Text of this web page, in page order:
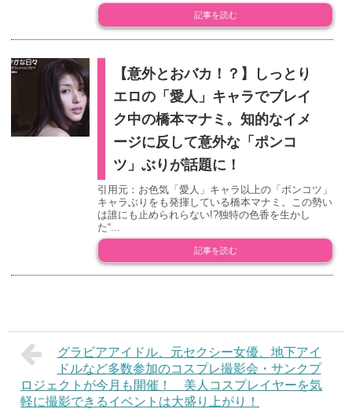
記事を読む
【意外とおバカ！？】しっとり
エロの「愛人」キャラでブレイ
ク中の橋本マナミ。知的なイメ
ージに反して意外な「ポンコ
ツ」ぶりが話題に！
引用元：お色気「愛人」キャラ以上の「ポンコツ」
キャラぶりをも発揮している橋本マナミ。この勢い
は誰にも止められらない!?独特の色香を生かし
た“...
記事を読む
グラビアアイドル、元セクシー女優、地下アイ
ドルなど多数参加のコスプレ撮影会・サンクプ
ロジェクトが今月も開催！ 美人コスプレイヤーを気
軽に撮影できるイベントは大盛り上がり！